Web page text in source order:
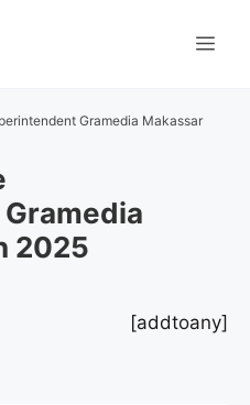
Gramedia Makassar
2025
[addtoany]